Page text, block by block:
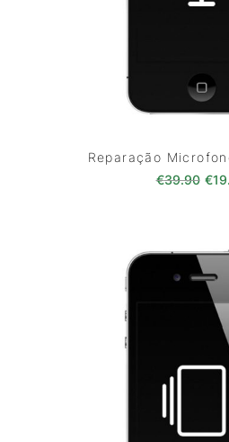
Reparação
€39.90 O
€